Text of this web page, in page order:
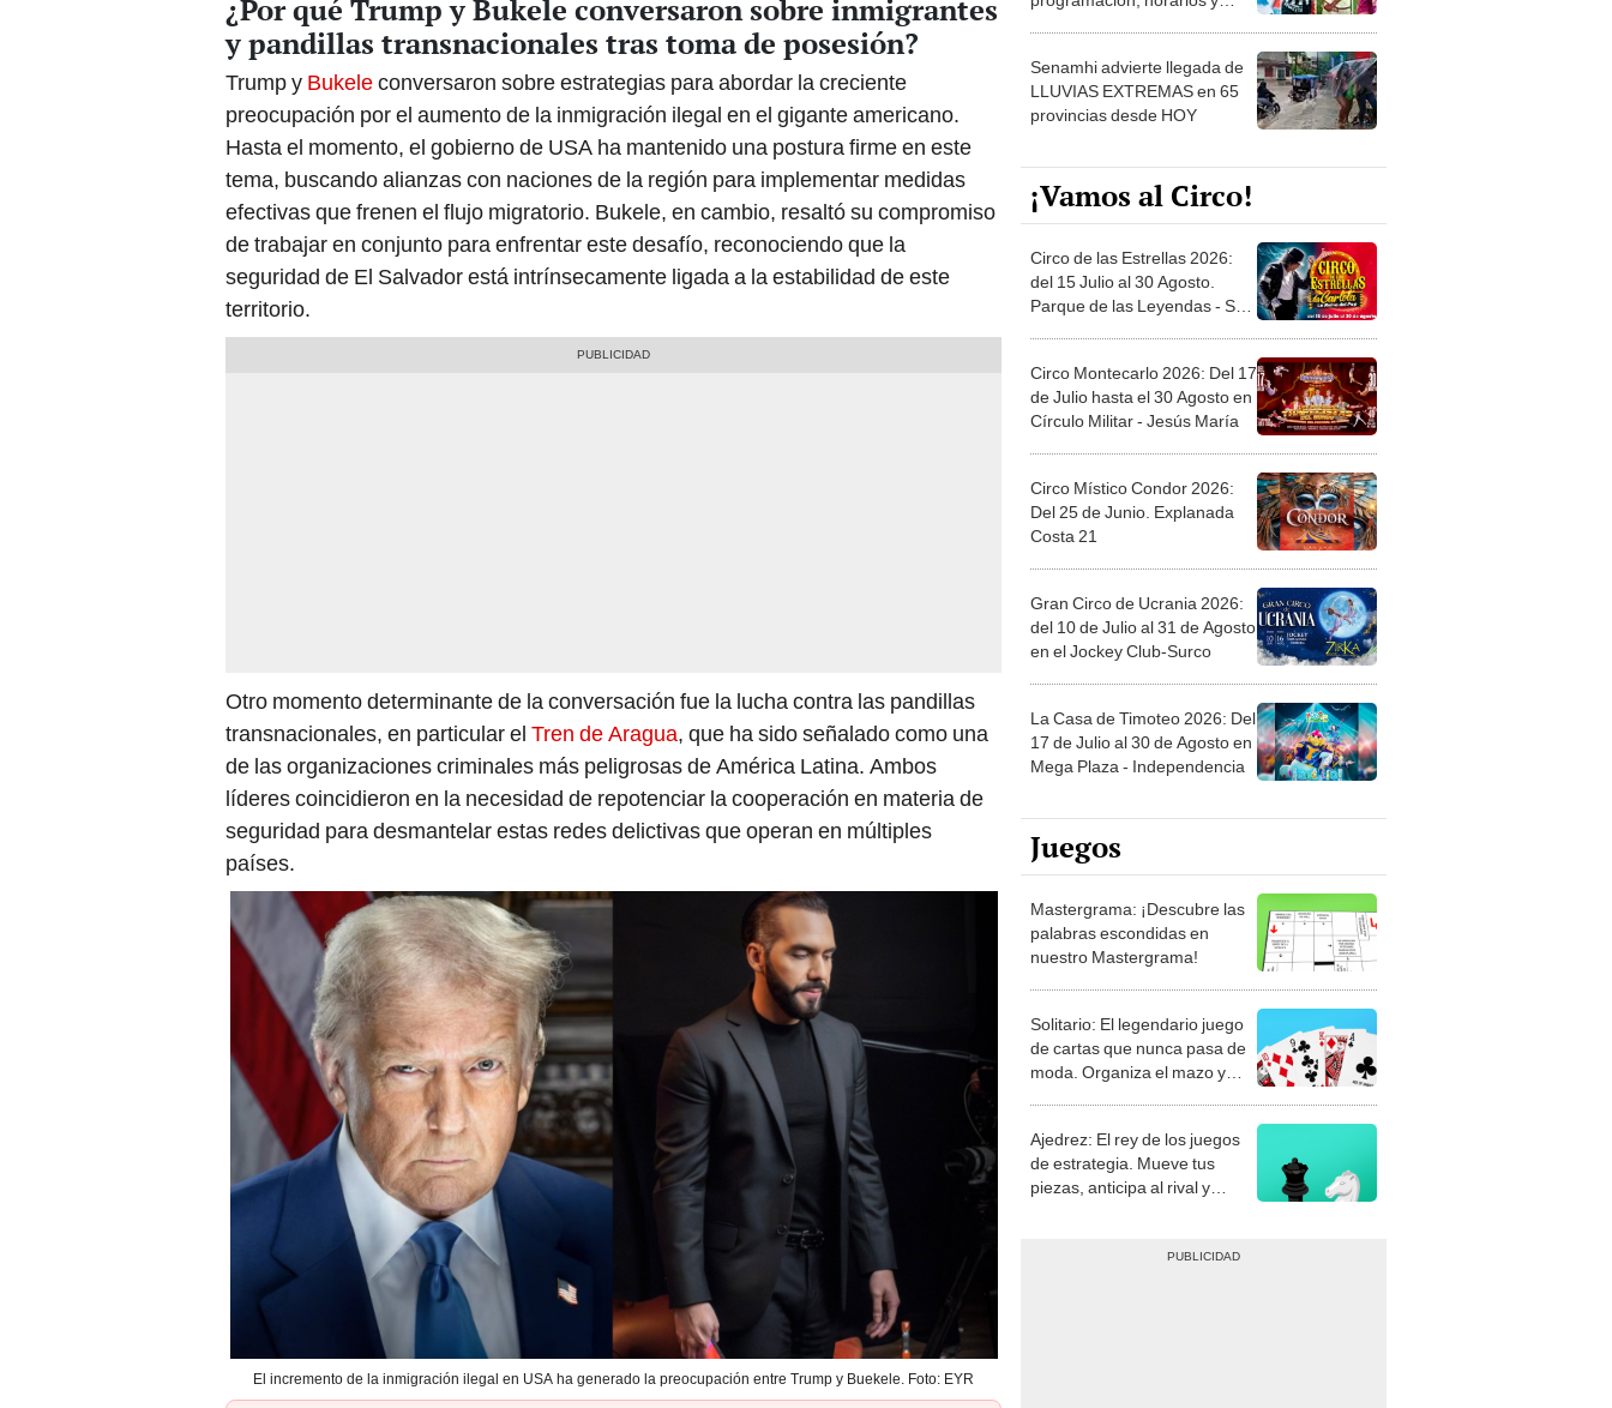
¿Por qué Trump y Bukele conversaron sobre inmigrantes
y pandillas transnacionales tras toma de posesión?
Trump y Bukeleconversaron sobre estrategias para abordar la creciente
preocupación por el aumento de la inmigración ilegal en el gigante americano.
Hasta el momento, el gobierno de USA ha mantenido una postura firme en este
tema, buscando alianzas con naciones de la región para implementar medidas
efectivas que frenen el flujo migratorio. Bukele, en cambio, resaltó su compromiso
de trabajar en conjunto para enfrentar este desafío, reconociendo que la
seguridad de El Salvador está intrínsecamente ligada a la estabilidad de este
territorio.
Otro momento determinante de la conversación fue la lucha contra las pandillas
transnacionales, en particular el Tren de Aragua, que ha sido señalado como una
de las organizaciones criminales más peligrosas de América Latina. Ambos
líderes coincidieron en la necesidad de repotenciar la cooperación en materia de
seguridad para desmantelar estas redes delictivas que operan en múltiples
países.
El incremento de la inmigración ilegal en USA ha generado la preocupación entre Trump y Buekele. Foto: EYR
Senamhi advierte llegada de
LLUVIAS EXTREMAS en 65
provincias desde HOY
¡Vamos al Circo!
Circo de las Estrellas 2026:
del 15 Julio al 30 Agosto.
Parque de las Leyendas - San
Circo Montecarlo 2026: Del 17
de Julio hasta el 30 Agosto en
Círculo Militar - Jesús María
Circo Místico Condor 2026:
Del 25 de Junio. Explanada
Costa 21
Gran Circo de Ucrania 2026:
del 10 de Julio al 31 de Agosto
en el Jockey Club-Surco
La Casa de Timoteo 2026: Del
17 de Julio al 30 de Agosto en
Mega Plaza - Independencia
Juegos
Mastergrama: ¡Descubre las
palabras escondidas en
nuestro Mastergrama!
Solitario: El legendario juego
de cartas que nunca pasa de
moda. Organiza el mazo y
Ajedrez: El rey de los juegos
de estrategia. Mueve tus
piezas, anticipa al rival y